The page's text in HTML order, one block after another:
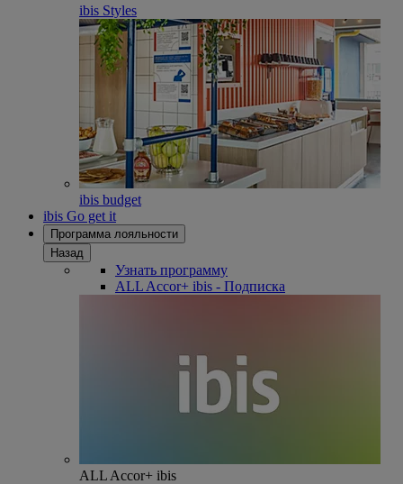
ibis Styles
ibis budget
ibis Go get it
Программа лояльности
Назад
Узнать программу
ALL Accor+ ibis - Подписка
ALL Accor+ ibis